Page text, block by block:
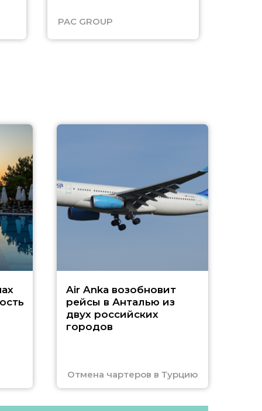
PAC GROUP
Air Anka возобновит
рейсы в Анталью из
двух российских
городов
Отмена чартеров в Турцию